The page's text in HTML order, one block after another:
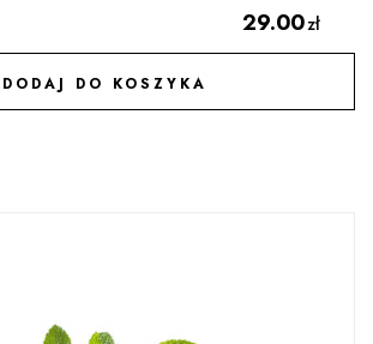
29.00zł
DODAJ DO KOSZYKA
DODAJ DO ULUBIONYCH